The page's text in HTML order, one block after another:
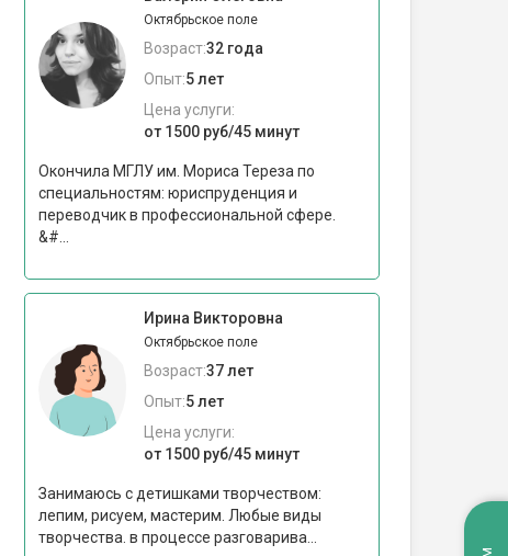
Октябрьское поле
Возраст:32 года
Опыт:5 лет
Цена услуги:
от 1500 руб/45 минут
Окончила МГЛУ им. Мориса Тереза по
специальностям: юриспруденция и
переводчик в профессиональной сфере.
&#...
Ирина Викторовна
Октябрьское поле
Возраст:37 лет
Опыт:5 лет
Цена услуги:
от 1500 руб/45 минут
Занимаюсь с детишками творчеством:
лепим, рисуем, мастерим. Любые виды
творчества. в процессе разговарива...